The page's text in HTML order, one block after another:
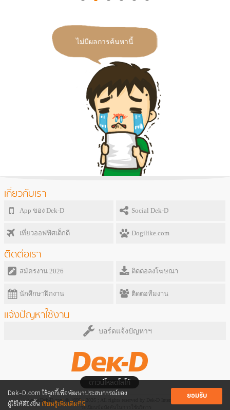
Dek-D.com ใช้คุกกี้เพื่อพัฒนาประสบการณ์ของ
ผู้ใช้ให้ดียิ่งขึ้น เรียนรู้เพิ่มเติมที่นี่
ยอมรับ
ไม่มีผลการค้นหานี้
เกี่ยวกับเรา
App ของ Dek-D Social Dek-D
เที่ยวออฟฟิศเด็กดี Dogilike.com
ติดต่อเรา
สมัครงาน 2026 ติดต่อลงโฆษณา
นักศึกษาฝึกงาน ติดต่อทีมงาน
แจ้งปัญหาใช้งาน
บอร์ดแจ้งปัญหาฯ
ดาวน์โหลดโลโก้
www.Dek-D.com © 1999 - 2026 ; All rights reserved by Dek-D Interactive Co.,Ltd.
ระเบียบข้อบังคับในการใช้บริการ